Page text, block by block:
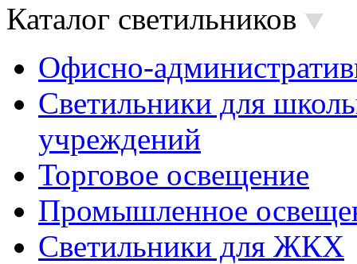
Каталог светильников
Офисно-
Светильники для
учреждений
Торговое освещение
Промышленное
Светильники для ЖКХ